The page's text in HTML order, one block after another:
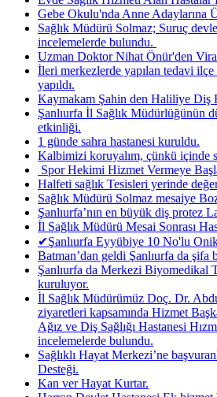
Gebe Okulu'nda Anne Adaylarına
Sağlık Müdürü Solmaz; Suruç
incelemelerde bulundu. ​
Uzman Doktor Nihat Önür'den
İleri merkezlerde yapılan tedavi ilçe
yapıldı.
Kaymakam Şahin den Haliliye Diş
Şanlıurfa İl Sağlık Müdürlüğünün
etkinliği.
1 günde sahra hastanesi kuruldu.
Kalbimizi koruyalım, çünkü içinde
Spor Hekimi Hizmet Vermeye
Halfeti sağlık Tesisleri yerinde
Sağlık Müdürü Solmaz mesaiye
Şanlıurfa’nın en büyük diş protez
İl Sağlık Müdürü Mesai Sonrası
✔Şanlıurfa Eyyübiye 10 No'lu
Batman’dan geldi Şanlıurfa da şifa
Şanlıurfa da Merkezi Biyomedikal
kuruluyor.
İl Sağlık Müdürümüz Doç. Dr.
ziyaretleri kapsamında Hizmet
Ağız ve Diş Sağlığı Hastanesi
incelemelerde bulundu.
Sağlıklı Hayat Merkezi’ne
Desteği.
Kan ver Hayat Kurtar.